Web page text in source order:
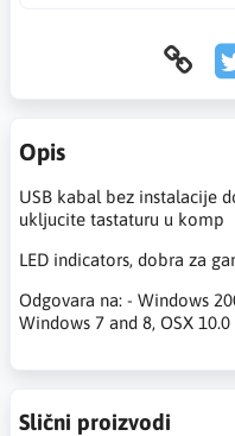
Opis
USB kabal bez instalacije
ukljucite tastaturu u komp
LED indicators, dobra za
Odgovara na: - Windows
Windows 7 and 8, OSX 10.0
Slični proizvodi